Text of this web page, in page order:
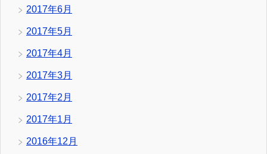
2017年6月
2017年5月
2017年4月
2017年3月
2017年2月
2017年1月
2016年12月